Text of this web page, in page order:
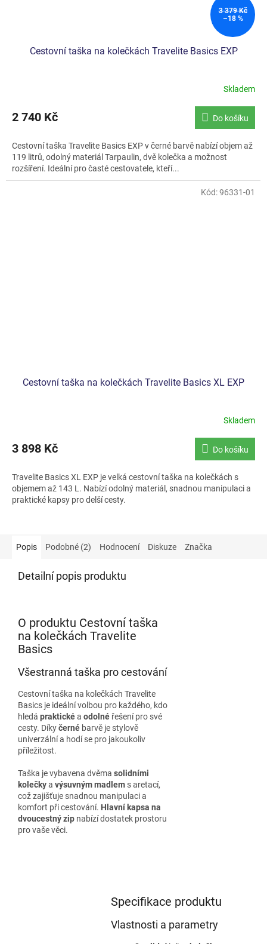
3 379 Kč
–18 %
Cestovní taška na kolečkách Travelite Basics EXP
Skladem
2 740 Kč Do košíku
Cestovní taška Travelite Basics EXP v černé barvě nabízí objem až
119 litrů, odolný materiál Tarpaulin, dvě kolečka a možnost
rozšíření. Ideální pro časté cestovatele, kteří...
Cestovní taška na kolečkách Travelite Basics XL EXP
Skladem
3 898 Kč Do košíku
Travelite Basics XL EXP je velká cestovní taška na kolečkách s
objemem až 143 L. Nabízí odolný materiál, snadnou manipulaci a
praktické kapsy pro delší cesty.
Kód:96331-01
Popis Podobné (2) Hodnocení Diskuze Značka
Detailní popis produktu
O produktu Cestovní taška
na kolečkách Travelite
Basics
Všestranná taška pro cestování
Cestovní taška na kolečkách Travelite
Basics je ideální volbou pro každého, kdo
hledá praktickéa odolné řešení pro své
cesty. Díkyčerné barvě je stylově
univerzální a hodí se pro jakoukoliv
příležitost.
Taška je vybavena dvěma solidními
kolečkya výsuvným madlem s aretací,
což zajišťuje snadnou manipulaci a
komfort při cestování. Hlavní kapsa na
dvoucestný zip nabízí dostatek prostoru
pro vaše věci.
Specifikace produktu
Vlastnosti a parametry